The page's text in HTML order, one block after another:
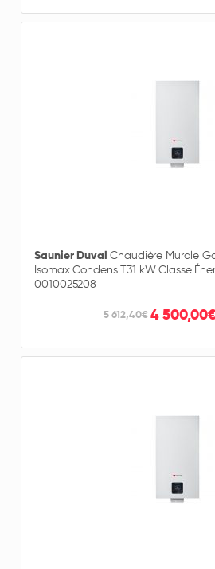
Saunier Duval Chaudière Murale
Isomax Condens T31 kW Classe
0010025208
5 612,40€ 4